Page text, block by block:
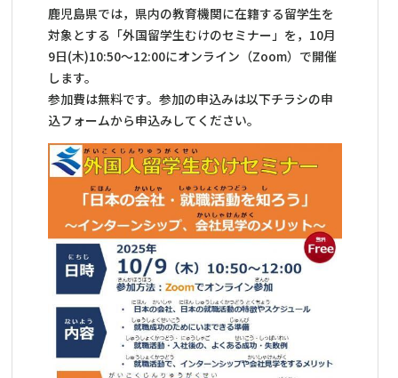
鹿児島県では，県内の教育機関に在籍する留学生を
対象とする「外国留学生むけのセミナー」を，10月
9日(木)10:50～12:00にオンライン（Zoom）で開催
します。
参加費は無料です。参加の申込みは以下チラシの申
込フォームから申込みしてください。